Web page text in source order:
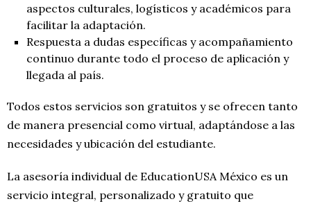
aspectos culturales, logísticos y académicos para
facilitar la adaptación.
Respuesta a dudas específicas y acompañamiento
continuo durante todo el proceso de aplicación y
llegada al país.
Todos estos servicios son gratuitos y se ofrecen tanto
de manera presencial como virtual, adaptándose a las
necesidades y ubicación del estudiante.
La asesoría individual de EducationUSA México es un
servicio integral, personalizado y gratuito que